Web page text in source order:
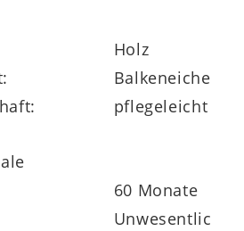
Sie sich über den
Ihre
nach Ihren
Holz aus nachhaltiger
von vollen 5 Jahren
Holz
Balkeneiche
pflegeleicht
60 Monate
Unwesentlic